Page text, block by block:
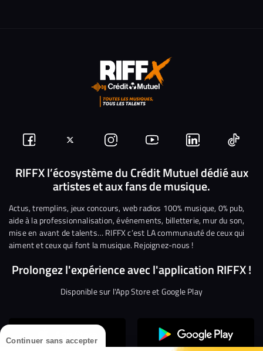
Continuer sans accepter
Suivez-
nous
Facebook
Suivez-
nous
sur
Twitter
Nous
rejoindre
sur
Instagram
Nous
rejoindre
sur
YouTube
Nous
rejoindre
sur
Linkedin
Nous
RIFFX l’écosystème du Crédit Mutuel dédié aux
artistes et aux fans de musique.
Actus, tremplins, jeux concours, web radios 100% musique, 0% pub,
aide à la professionnalisation, événements, billetterie, mur du son,
mise en avant de talents… RIFFX c’est LA communauté de ceux qui
aiment et ceux qui font la musique. Rejoignez-nous !
Prolongez l'expérience avec l'application RIFFX !
Disponible sur l'App Store et Google Play